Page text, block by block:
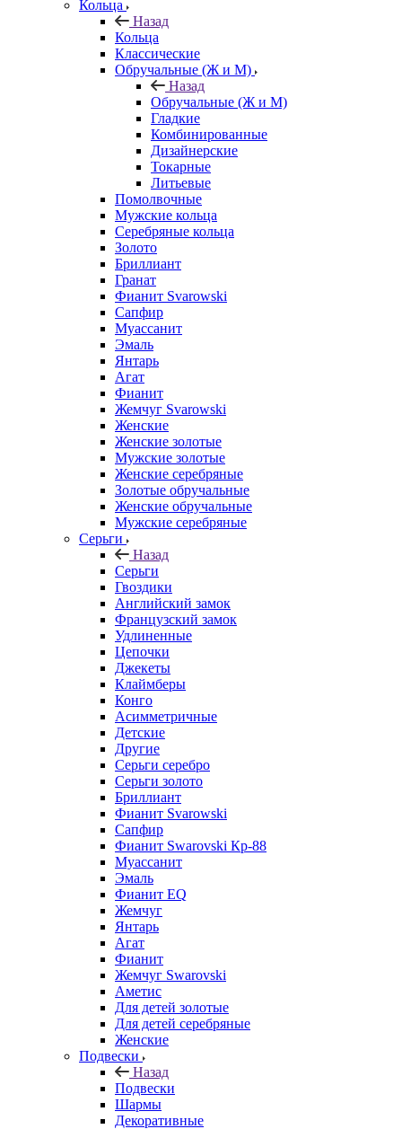
Кольца
Назад
Кольца
Классические
Обручальные (Ж и М)
Назад
Обручальные (Ж и М)
Гладкие
Комбинированные
Дизайнерские
Токарные
Литьевые
Помолвочные
Мужские кольца
Серебряные кольца
Золото
Бриллиант
Гранат
Фианит Svarowski
Сапфир
Муассанит
Эмаль
Янтарь
Агат
Фианит
Жемчуг Svarowski
Женские
Женские золотые
Мужские золотые
Женские серебряные
Золотые обручальные
Женские обручальные
Мужские серебряные
Серьги
Назад
Серьги
Гвоздики
Английский замок
Французский замок
Удлиненные
Цепочки
Джекеты
Клаймберы
Конго
Асимметричные
Детские
Другие
Серьги серебро
Серьги золото
Бриллиант
Фианит Svarowski
Сапфир
Фианит Swarovski Кр-88
Муассанит
Эмаль
Фианит EQ
Жемчуг
Янтарь
Агат
Фианит
Жемчуг Swarovski
Аметис
Для детей золотые
Для детей серебряные
Женские
Подвески
Назад
Подвески
Шармы
Декоративные